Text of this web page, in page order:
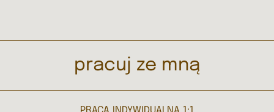
pracuj ze mną